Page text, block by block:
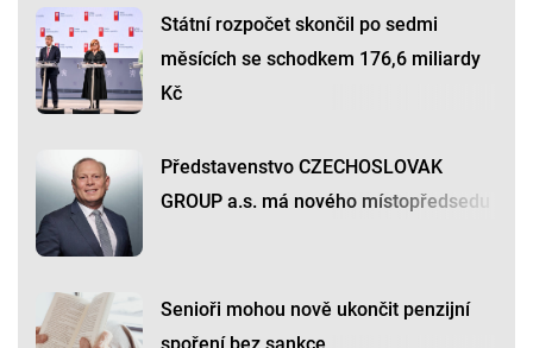
Státní rozpočet skončil po sedmi
měsících se schodkem 176,6 miliardy
Kč
Představenstvo CZECHOSLOVAK
GROUP a.s. má nového místopředsedu
Senioři mohou nově ukončit penzijní